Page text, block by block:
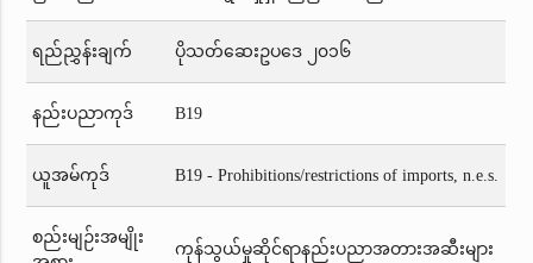
ရည်ညွှန်းချက် ပိုသတ်ဆေးဥပဒေ ၂၀၁၆
နည်းပညာကုဒ် B19
ယူအမ်ကုဒ် B19 - Prohibitions/restrictions of imports, n.e.s.
စည်းမျဉ်းအမျိုး
ကုန်သွယ်မှုဆိုင်ရာနည်းပညာအတားအဆီးများ